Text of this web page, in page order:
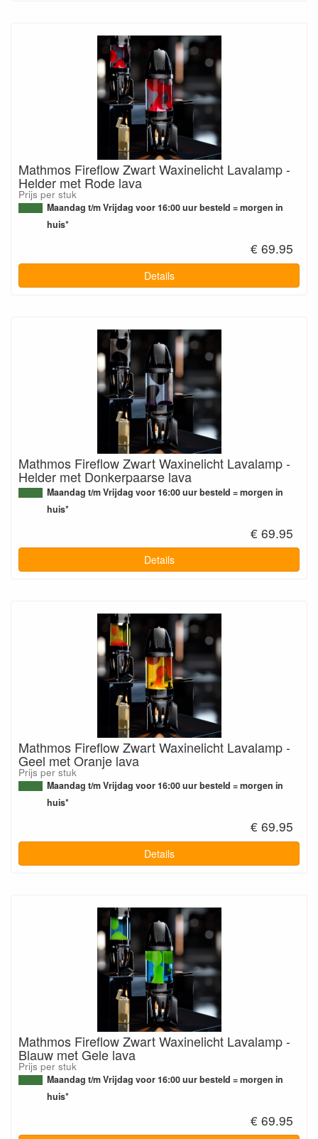
Mathmos Fireflow Zwart Waxinelicht Lavalamp -
Helder met Rode lava
Prijs per stuk
Maandag t/m Vrijdag voor 16:00 uur besteld = morgen in
huis*
€ 69.95
Details
Mathmos Fireflow Zwart Waxinelicht Lavalamp -
Helder met Donkerpaarse lava
Maandag t/m Vrijdag voor 16:00 uur besteld = morgen in
huis*
€ 69.95
Details
Mathmos Fireflow Zwart Waxinelicht Lavalamp -
Geel met Oranje lava
Prijs per stuk
Maandag t/m Vrijdag voor 16:00 uur besteld = morgen in
huis*
€ 69.95
Details
Mathmos Fireflow Zwart Waxinelicht Lavalamp -
Blauw met Gele lava
Prijs per stuk
Maandag t/m Vrijdag voor 16:00 uur besteld = morgen in
huis*
€ 69.95